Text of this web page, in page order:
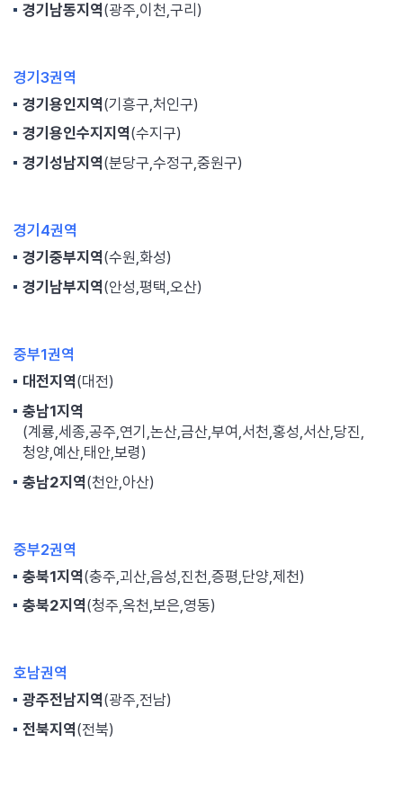
경기남동지역(광주,이천,구리)
경기3권역
경기용인지역(기흥구,처인구)
경기용인수지지역(수지구)
경기성남지역(분당구,수정구,중원구)
경기4권역
경기중부지역(수원,화성)
경기남부지역(안성,평택,오산)
중부1권역
대전지역(대전)
충남1지역
(계룡,세종,공주,연기,논산,금산,부여,서천,홍성,서산,당진,
청양,예산,태안,보령)
충남2지역(천안,아산)
중부2권역
충북1지역(충주,괴산,음성,진천,증평,단양,제천)
충북2지역(청주,옥천,보은,영동)
호남권역
광주전남지역(광주,전남)
전북지역(전북)